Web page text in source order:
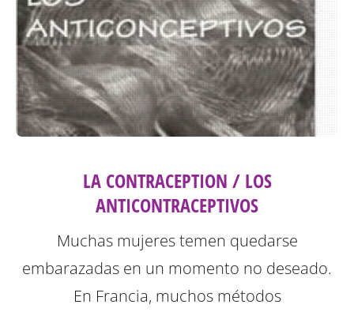
LA CONTRACEPTION / LOS
ANTICONTRACEPTIVOS
Muchas mujeres temen quedarse
embarazadas en un momento no deseado.
En Francia, muchos métodos